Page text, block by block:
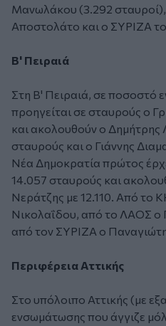
Μανωλάκου (3.292
Αποστολάτο και ο ΣΥΡΙΖΑ
Β' Πειραιά
Στη Β' Πειραιά, σε ποσοστό
προηγείται σε σταυρούς ο
και ακολουθούν ο Δημήτρης
σταυρούς και ο Γιάννης
Νέα Δημοκρατία πρώτος
14.057 σταυρούς και
Νεράτζης με 12.110. Από το
Νικολαΐδου, από το ΛΑΟΣ ο
από τον ΣΥΡΙΖΑ ο
Περιφέρεια Αττικής
Στο υπόλοιπο Αττικής (με
ενσωμάτωσης που άγγιζε